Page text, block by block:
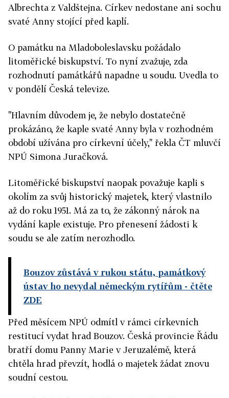
Albrechta z Valdštejna. Církev nedostane ani sochu
svaté Anny stojící před kaplí.
O památku na Mladoboleslavsku požádalo
litoměřické biskupství. To nyní zvažuje, zda
rozhodnutí památkářů napadne u soudu. Uvedla to
v pondělí Česká televize.
"Hlavním důvodem je, že nebylo dostatečně
prokázáno, že kaple svaté Anny byla v rozhodném
období užívána pro církevní účely," řekla ČT mluvčí
NPÚ Simona Juračková.
Litoměřické biskupství naopak považuje kapli s
okolím za svůj historický majetek, který vlastnilo
až do roku 1951. Má za to, že zákonný nárok na
vydání kaple existuje. Pro přenesení žádosti k
soudu se ale zatím nerozhodlo.
Bouzov zůstává v rukou státu, památkový
ústav ho nevydal německým rytířům - čtěte
ZDE
Před měsícem NPÚ odmítl v rámci církevních
restitucí vydat hrad Bouzov. Česká provincie Řádu
bratří domu Panny Marie v Jeruzalémě, která
chtěla hrad převzít, hodlá o majetek žádat znovu
soudní cestou.